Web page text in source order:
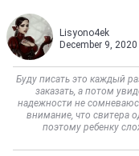
Lisyono4ek
December 9, 2020
Буду писать это каждый
заказать, а потом
надежности не
внимание, что свитера
поэтому ребенку